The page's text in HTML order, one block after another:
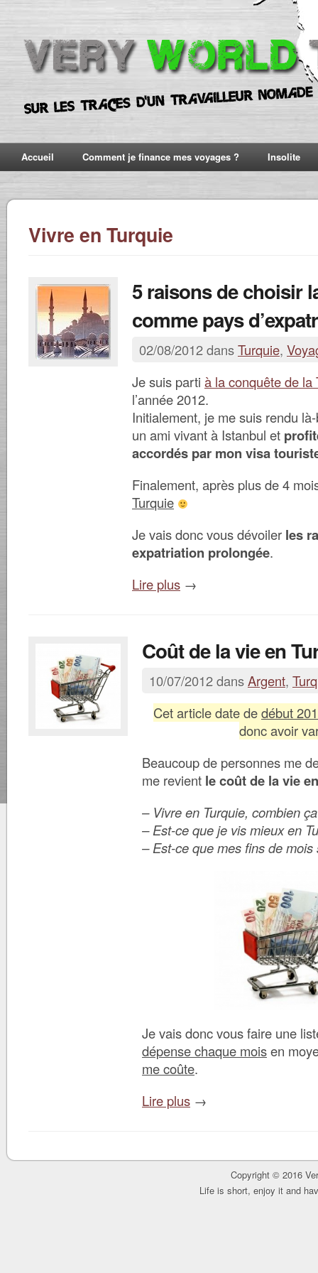
Accueil Comment je finance mes voyages ? Insolite
Vivre en Turquie
5 raisons de choisir
comme pays
02/08/2012 dansTurquie,
Je suis parti à la conquête de la
l’année 2012.
Initialement, je me suis rendu
un ami vivant à Istanbul et
accordés par mon visa
Finalement, après plus de 4
Turquie
Je vais donc vous dévoiler les
expatriation prolongée.
Lire plus →
Coût de la vie en
10/07/2012 dansArgent,
Cet article date dedébut
donc avoir
Beaucoup de personnes me
me revient le coût de la vie
– Vivre en Turquie, combien
– Est-ce que je vis mieux en
– Est-ce que mes fins de
Je vais donc vous faire une
dépense chaque moisen
me coûte.
Lire plus →
Copyright © 2016
Life is short, enjoy it and